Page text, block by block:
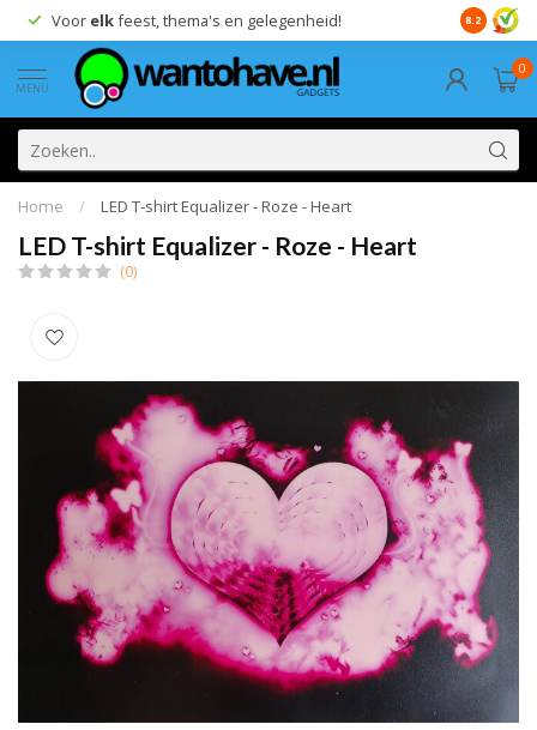
Voor elkfeest, thema's en gelegenheid! 8.2
MENU
0
Home / LED T-shirt Equalizer - Roze - Heart
LED T-shirt Equalizer - Roze - Heart
(0)